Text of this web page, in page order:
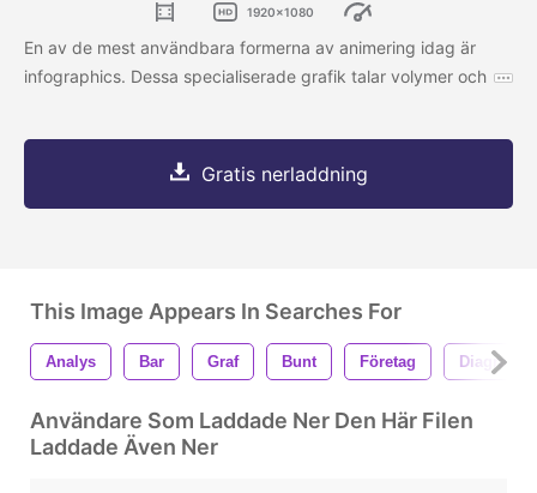
1920x1080
En av de mest användbara formerna av animering idag är
infographics. Dessa specialiserade grafik talar volymer och
Gratis nerladdning
This Image Appears In Searches For
Analys Bar Graf Bunt Företag Diagram
Användare Som Laddade Ner Den Här Filen
Laddade Även Ner